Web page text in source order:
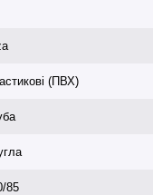
(ПВХ)
85